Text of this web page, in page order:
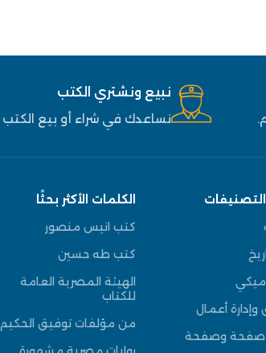
نبيع ونشتري الكتب
نساعدك في شراء أو بيع الكتب
أعمال
صفحة وصفحة
الكلمات الأكثر بحثًا
كتب انيس منصور
كتب طه حسين
الهيئة المصرية العامة
للكتاب
من مؤلفات توفيق الحكيم